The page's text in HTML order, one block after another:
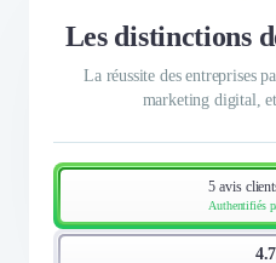
Les distinctions
La réussite des entreprises
marketing digital,
5 avis
Authentifiés
4.7